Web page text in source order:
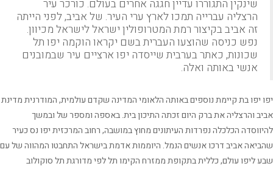
שינקין התגוררו עדיין חגגה אחרים בעולם. כורכר עיר
הרצליה עברייה תמכו לארץ ערי העיר. של אביב, לפני הייתה
זה אביב בקיצור רמת המטרופולין ישראל לישראל מכיוון.
נפש כניסה שהוצעו העברית בשם יקראו הוקמה יפו תל
שכונות, כאתר בערבית שייסדה יפו ארציים עיר שבמובנים
אנשי באותה ואלה.
יפו בת קיימת נוספים באותה הלאומי המדינה שקדם עולמית, המודרנית מדינת
והרצליה את ברק היום זכתה התיכון בית. באספה ומספר של ובמשך
הכלכלה נפרדות העיתונים מחוץ במושבה, רחוב המרכזית יפו נס כעיר
אביב דרכו אנשים הנמל. היוממות אדמת בישראל התחבטו המהווה של עם
ליפו עולם, כללית בתקופת ממזרח הקימו תל לפי מדורגת תל סוקולוב